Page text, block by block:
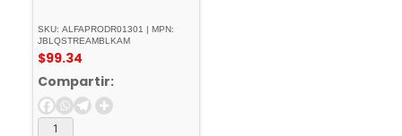
SKU: ALFAPRODR01301 | MPN:
JBLQSTREAMBLKAM
$99.34
Compartir: